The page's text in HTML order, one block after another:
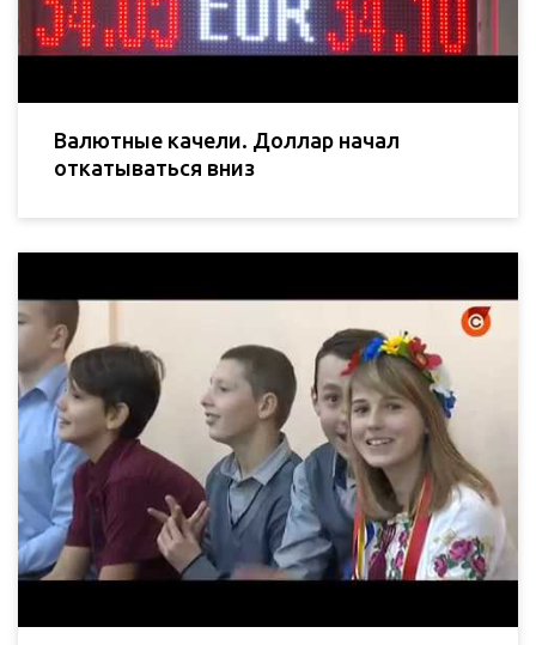
Валютные качели. Доллар начал
откатываться вниз